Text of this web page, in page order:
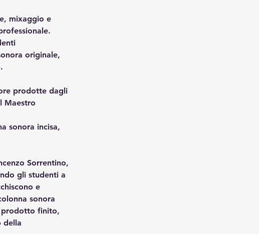
mixaggio e
originale,
prodotte dagli
Maestro
sonora incisa,
Sorrentino,
gli studenti a
e
sonora
prodotto finito,
della